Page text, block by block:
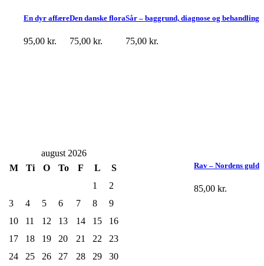
Sår – baggrund, diagnose og behandling
75,00 kr.
Den danske flora
75,00 kr.
En dyr affære
95,00 kr.
Rav – Nordens guld
85,00 kr.
august 2026
M
Ti O To F L
S
1
2
3
4 5 6 7 8
9
10
11 12 13 14 15
16
17
18 19 20 21 22
23
24
25 26 27 28 29
30